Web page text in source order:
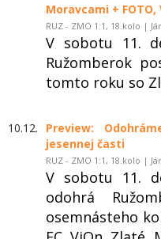
Moravcami + FOTO,
RUZ - ZMO 1:1, 18.kolo |
V sobotu 11.
Ružomberok
tomto roku so
10.12.
Preview:
jesennej časti
RUZ - ZMO 1:1, 18.kolo |
V sobotu 11.
odohrá
osemnásteho